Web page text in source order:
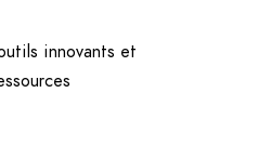
innovants et